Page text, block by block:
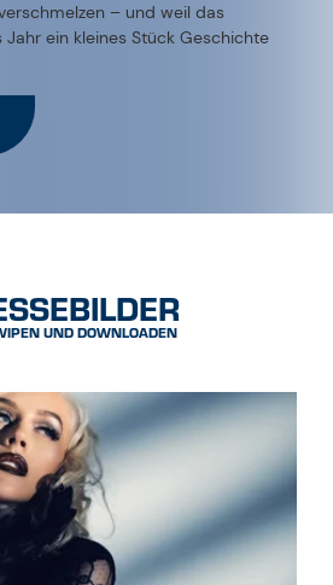
– und weil das
Jahr ein kleines Stück Geschichte
UND DOWNLOADEN